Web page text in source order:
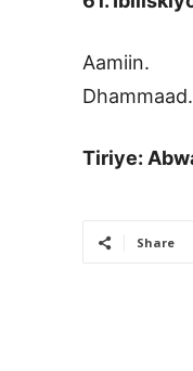
Aamiin.
Dhammaad.
Tiriye:
Share